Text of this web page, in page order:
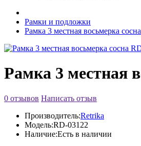
Рамки и подложки
Рамка 3 местная восьмерка
Рамка 3 местная
0 отзывов Написать отзыв
Производитель:Retrika
Модель:RD-03122
Наличие:Есть в наличии